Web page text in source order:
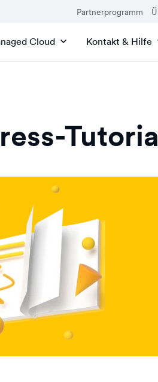
Partnerprogramm
Cloud Kontakt & Hilfe